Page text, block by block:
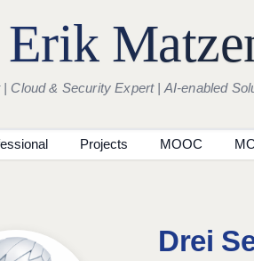
Erik
Cloud & Security Expert | AI-enabled
Projects MOOC
Drei